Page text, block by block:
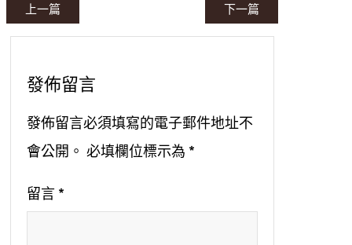
上一篇 下一篇
發佈留言
發佈留言必須填寫的電子郵件地址不
會公開。 必填欄位標示為 *
留言 *